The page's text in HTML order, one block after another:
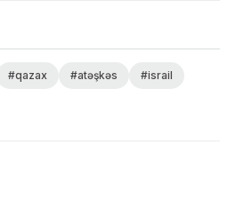
#qazax #atəşkəs
#israil